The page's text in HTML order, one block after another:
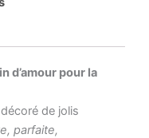
d’amour pour la
de jolis
parfaite,